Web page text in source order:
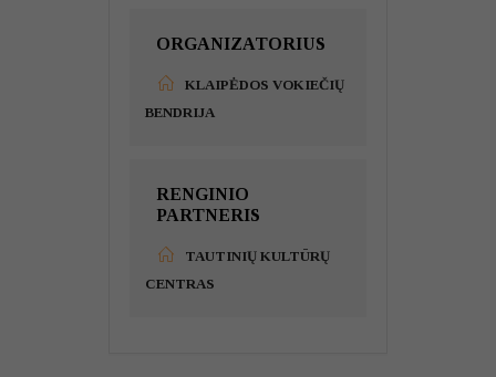
ORGANIZATORIUS
KLAIPĖDOS VOKIEČIŲ
BENDRIJA
RENGINIO
PARTNERIS
TAUTINIŲ KULTŪRŲ
CENTRAS